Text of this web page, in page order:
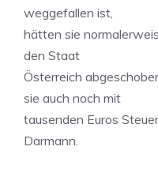
weggefallen ist,
hätten sie
den Staat
Österreich
sie auch noch mit
tausenden Euros
Darmann.